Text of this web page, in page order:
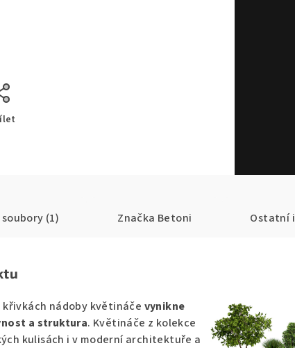
(1) Značka Betoni Ostatní
nádoby květináče vynikne
a struktura. Květináče z kolekce
kulisách i v moderní architektuře a